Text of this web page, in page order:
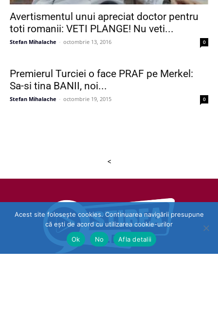
Avertismentul unui apreciat doctor pentru
toti romanii: VETI PLANGE! Nu veti...
Stefan Mihalache - octombrie 13, 2016 0
Premierul Turciei o face PRAF pe Merkel:
Sa-si tina BANII, noi...
Stefan Mihalache - octombrie 19, 2015 0
<
Acest site folosește cookies. Continuarea navigării presupune
că ești de acord cu utilizarea cookie-urilor
Ok
No Afla detalii